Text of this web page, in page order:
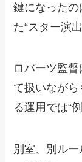
鍵になった
た“スター演
ロバーツ監
て扱いながら
る運用では“
別室、別ル